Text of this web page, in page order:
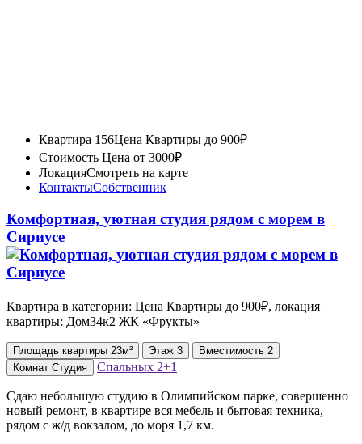
Квартира 156Цена Квартиры до 900₽
Стоимость Цена от 3000₽
ЛокацияСмотреть на карте
КонтактыСобственник
Комфортная, уютная студия рядом с морем в
Сириусе
Квартира в категории: Цена Квартиры до 900₽, локация
квартиры: Дом34к2 ЖК «Фрукты»
Площадь квартиры 23м² Этаж 3 Вместимость 2
Комнат Студия Спальных 2+1
Сдаю небольшую студию в Олимпийском парке, совершенно
новый ремонт, в квартире вся мебель и бытовая техника,
рядом с ж/д вокзалом, до моря 1,7 км.